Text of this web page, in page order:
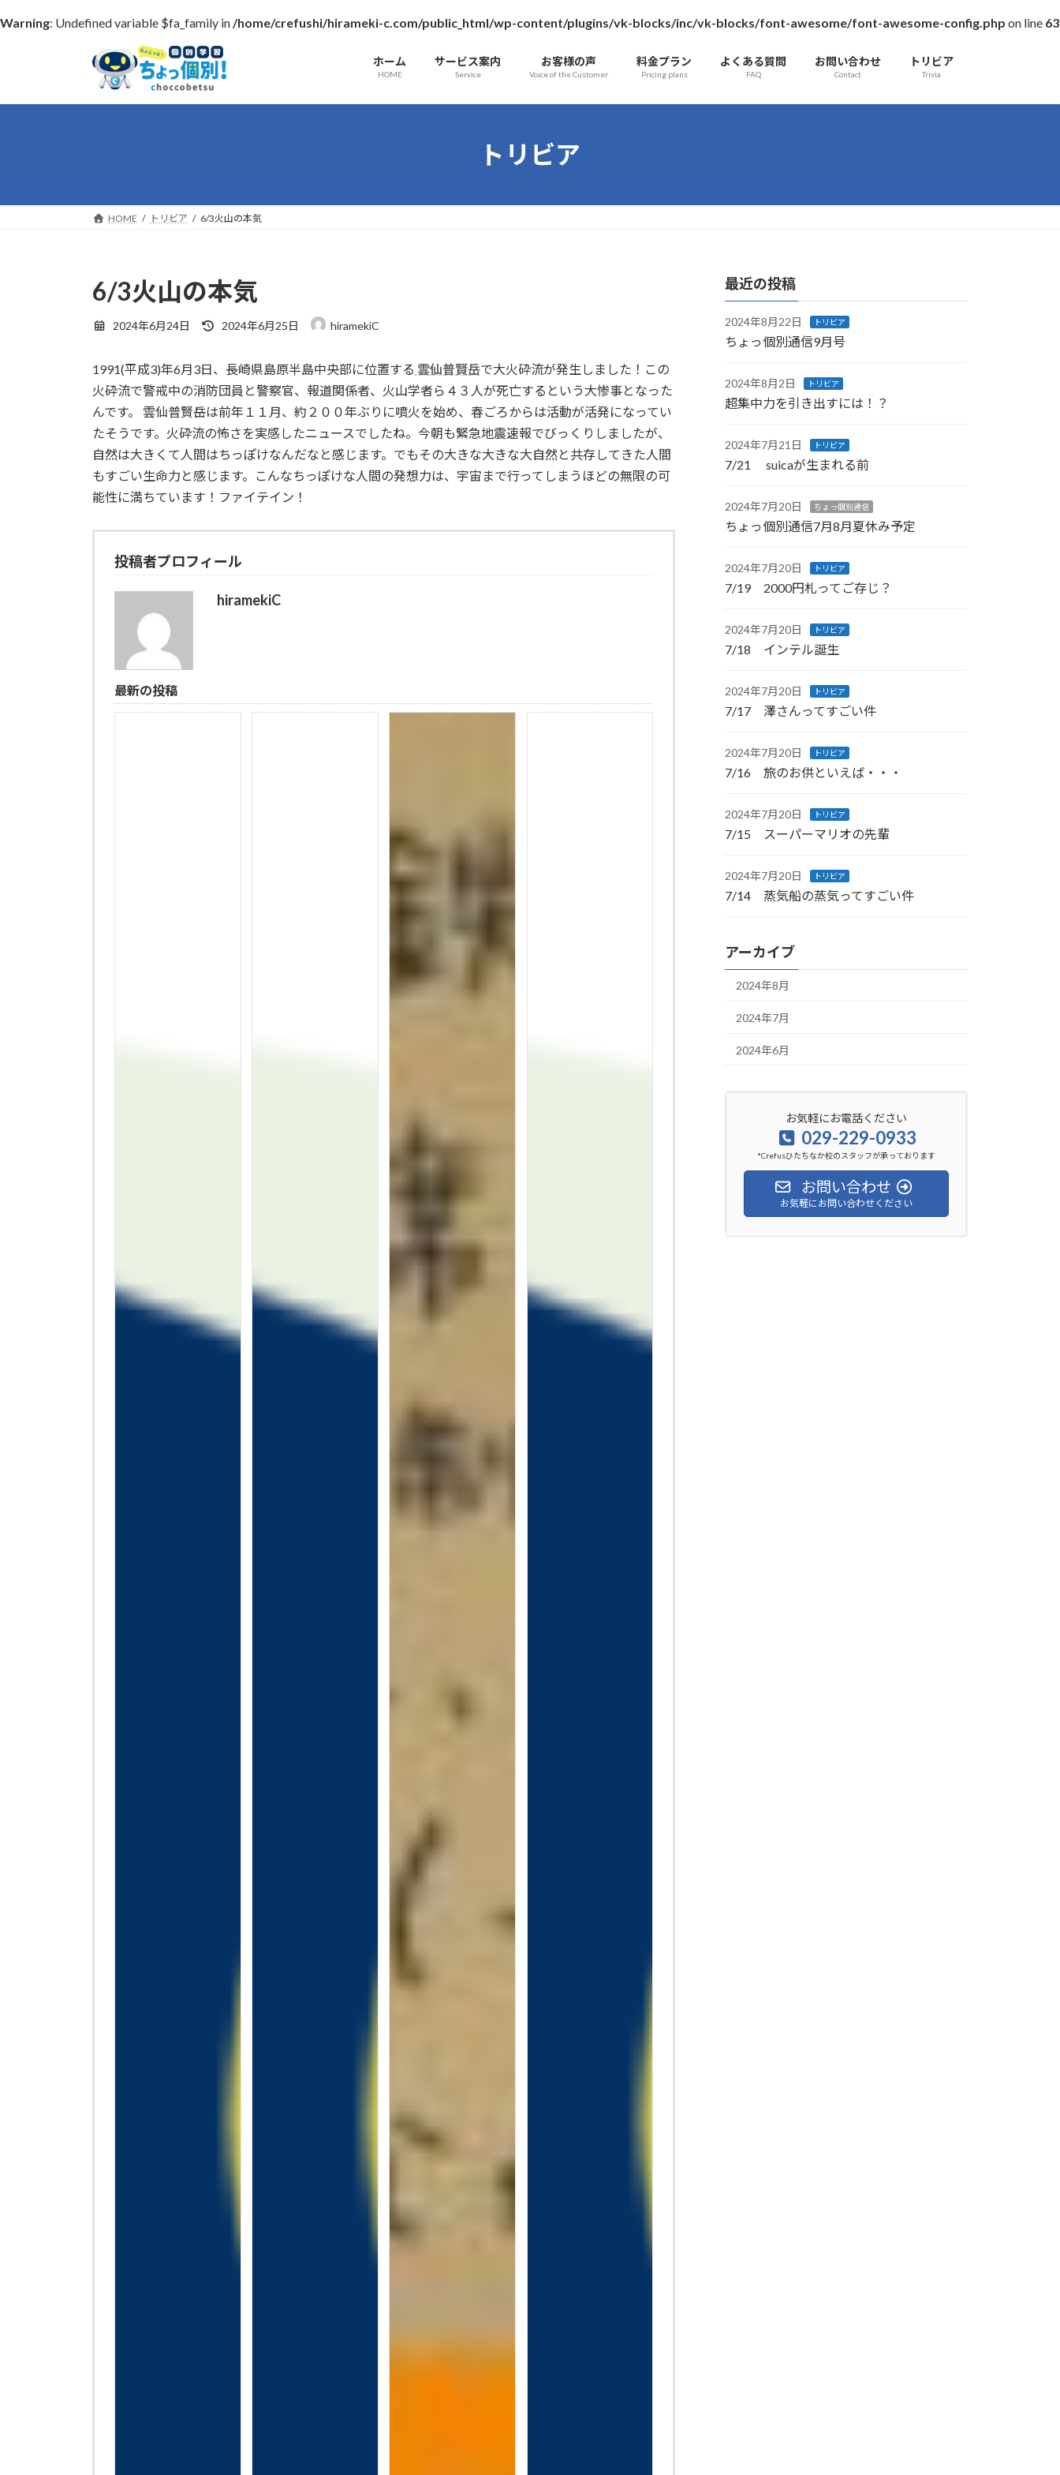
Warning: Undefined variable $fa_family in/home/crefushi/hirameki-c.com/public_html/wp-content/plugins/vk-blocks/inc/vk-blocks/font-awesome/font-awesome-config.php on line 63
プ
動
ホーム
HOME
サービス案内
Service
お客様の声
Voice of the Customer
料金プラン
Pricing plans
よくある質問
FAQ
お問い合わせ
Contact
トリビア
Trivia
トリビア
HOME トリビア 6/3火山の本気
6/3火山の本気
2024年6月24日
最
新
日
時
:
2024年6月25日 hiramekiC
1991(平成3)年6月3日、長崎県島原半島中央部に位置する 雲仙普賢岳で大火砕流が発生しました！この
火砕流で警戒中の消防団員と警察官、報道関係者、火山学者ら４３人が死亡するという大惨事となった
んです。 雲仙普賢岳は前年１１月、約２００年ぶりに噴火を始め、春ごろからは活動が活発になってい
たそうです。火砕流の怖さを実感したニュースでしたね。今朝も緊急地震速報でびっくりしましたが、
自然は大きくて人間はちっぽけなんだなと感じます。でもその大きな大きな大自然と共存してきた人間
もすごい生命力と感じます。こんなちっぽけな人間の発想力は、宇宙まで行ってしまうほどの無限の可
能性に満ちています！ファイテイン！
投稿者プロフィール
hiramekiC
最新の投稿
最近の投稿
2024年8月22日 トリビア
ちょっ個別通信9月号
2024年8月2日 トリビア
超集中力を引き出すには！？
2024年7月21日 トリビア
7/21 suicaが生まれる前
2024年7月20日 ちょっ個別通信
ちょっ個別通信7月8月夏休み予定
2024年7月20日 トリビア
7/19 2000円札ってご存じ？
2024年7月20日 トリビア
7/18 インテル誕生
2024年7月20日 トリビア
7/17 澤さんってすごい件
2024年7月20日 トリビア
7/16 旅のお供といえば・・・
2024年7月20日 トリビア
7/15 スーパーマリオの先輩
2024年7月20日 トリビア
7/14 蒸気船の蒸気ってすごい件
アーカイブ
2024年8月
2024年7月
2024年6月
お気軽にお電話ください
029-229-0933
*Crefusひたちなか校のスタッフが承っております
お問い合わせ
お気軽にお問い合わせください